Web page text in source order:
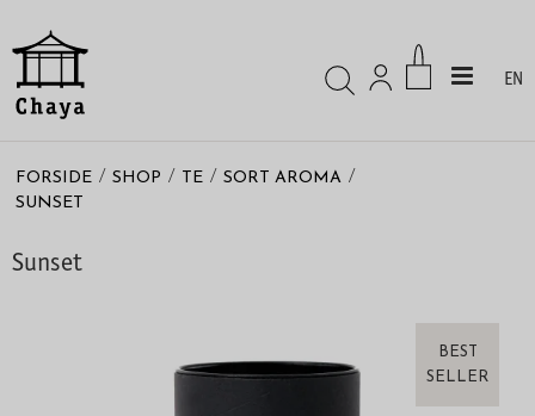
EN
FORSIDE / SHOP / TE / SORT AROMA /
SUNSET
Sunset
BEST
SELLER